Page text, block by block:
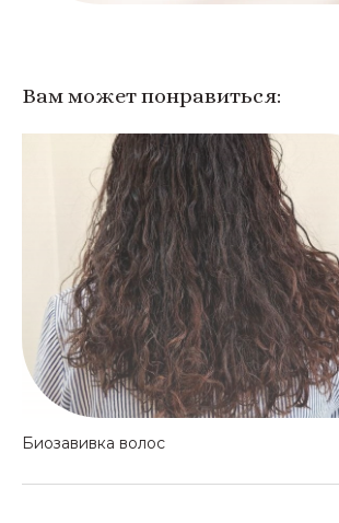
Вам может понравиться:
Биозавивка волос